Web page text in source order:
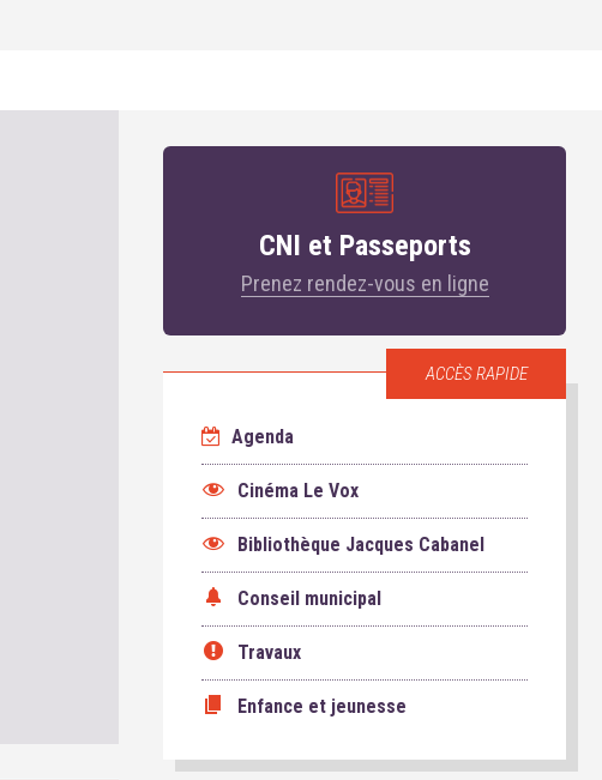
CNI et Passeports
Prenez rendez-vous en ligne
ACCÈS RAPIDE
Agenda
Cinéma Le Vox
Bibliothèque Jacques Cabanel
Conseil municipal
Travaux
Enfance et jeunesse